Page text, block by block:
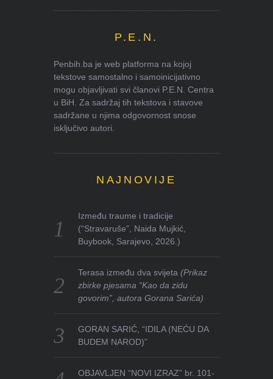
P.E.N.
Penbih.ba je web platforma na kojoj
tekstove samostalno i samoinicijativno
mogu objavljivati svi članovi P.E.N. Centra
u BiH. Za sadržaj tih tekstova i stavove
sadržane u njima odgovornost snose
isključivo autori.
NAJNOVIJE
Između traume i tradicije
(“Stravaruše”, Naida Mujkić,
Buybook, Sarajevo, 2026.)
Terasa između dva svijeta(Prikaz
zbirke pjesama “Kao da zidu
govorim”, autora Gorana Sarića)
GORAN SARIĆ, “IDILA (NEĆU DA
BUDEM NAROD)”
OBJAVLJEN “NOVI IZRAZ” br. 101-